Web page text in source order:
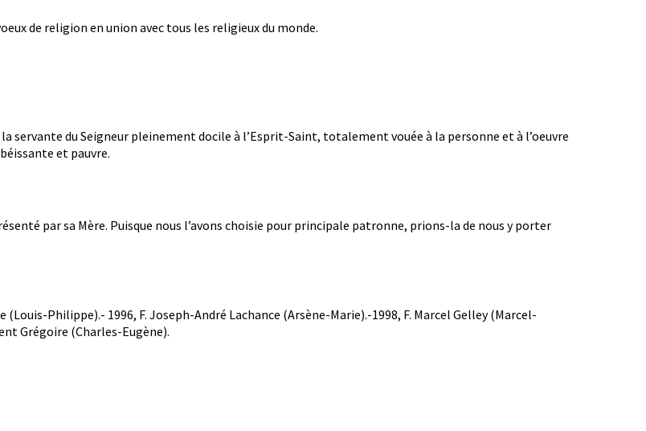
de religion en union avec tous les religieux du monde.
servante du Seigneur pleinement docile à l’Esprit-Saint, totalement vouée à la personne et à l’oeuvre
et pauvre.
par sa Mère. Puisque nous l’avons choisie pour principale patronne, prions-la de nous y porter
Philippe).- 1996, F. Joseph-André Lachance (Arsène-Marie).-1998, F. Marcel Gelley (Marcel-
Grégoire (Charles-Eugène).